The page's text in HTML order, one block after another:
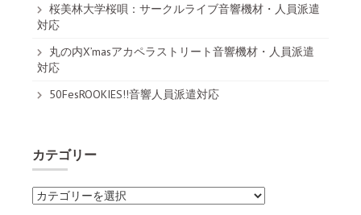
桜美林大学桜唄：サークルライブ音響機材・人員派遣
対応
丸の内X’masアカペラストリート音響機材・人員派遣
対応
50FesROOKIES!!音響人員派遣対応
カテゴリー
カ